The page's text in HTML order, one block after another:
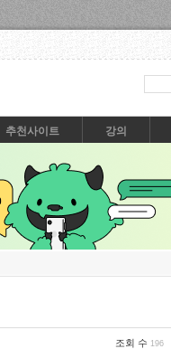
추천사이트 강의
조회 수 196